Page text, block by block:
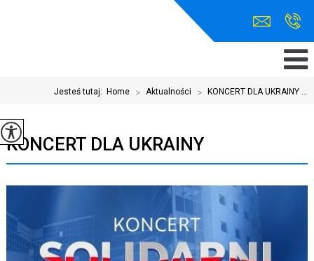
Jesteś tutaj: Home > Aktualności > KONCERT DLA UKRAINY ...
KONCERT DLA UKRAINY